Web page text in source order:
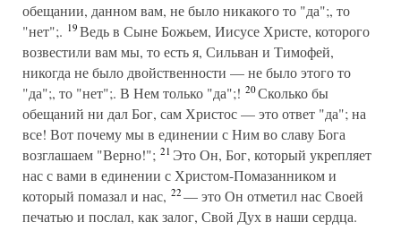
обещании, данном вам, не было никакого то "да";, то
"нет";. 19Ведь в Сыне Божьем, Иисусе Христе, которого
возвестили вам мы, то есть я, Сильван и Тимофей,
никогда не было двойственности — не было этого то
"да";, то "нет";. В Нем только "да";! 20Сколько бы
обещаний ни дал Бог, сам Христос — это ответ "да"; на
все! Вот почему мы в единении с Ним во славу Бога
возглашаем "Верно!"; 21Это Он, Бог, который укрепляет
нас с вами в единении с Христом-Помазанником и
который помазал и нас, 22— это Он отметил нас Своей
печатью и послал, как залог, Свой Дух в наши сердца.